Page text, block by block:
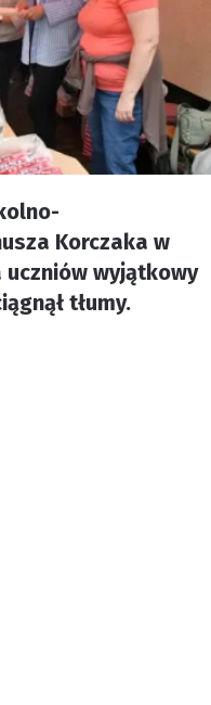
Korczaka w
uczniów wyjątkowy
tłumy.